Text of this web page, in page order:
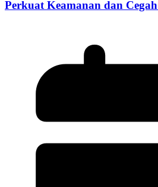
Perkuat Keamanan dan